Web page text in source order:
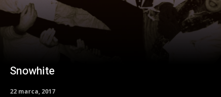
Snowhite
22 marca, 2017